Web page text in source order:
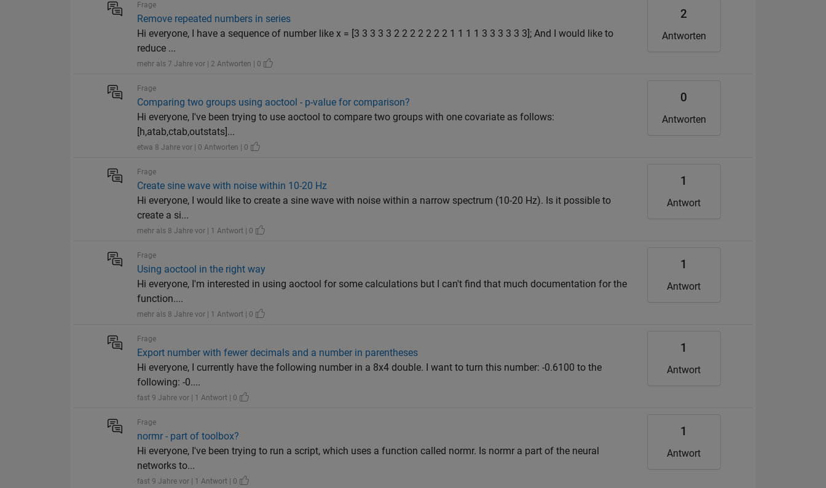
Frage
Remove repeated numbers in series
Hi everyone, I have a sequence of number like x = [3 3 3 3 3 2 2 2 2 2 2 2 1 1 1 1 3 3 3 3 3 3]; And I would like to
reduce ...
mehr als 7 Jahre vor | 2 Antworten | 0
2
Antworten
Frage
Comparing two groups using aoctool - p-value for comparison?
Hi everyone, I've been trying to use aoctool to compare two groups with one covariate as follows:
[h,atab,ctab,outstats]...
etwa 8 Jahre vor | 0 Antworten | 0
0
Antworten
Frage
Create sine wave with noise within 10-20 Hz
Hi everyone, I would like to create a sine wave with noise within a narrow spectrum (10-20 Hz). Is it possible to
create a si...
mehr als 8 Jahre vor | 1 Antwort | 0
1
Antwort
Frage
Using aoctool in the right way
Hi everyone, I'm interested in using aoctool for some calculations but I can't find that much documentation for the
function....
mehr als 8 Jahre vor | 1 Antwort | 0
1
Antwort
Frage
Export number with fewer decimals and a number in parentheses
Hi everyone, I currently have the following number in a 8x4 double. I want to turn this number: -0.6100 to the
following: -0....
fast 9 Jahre vor | 1 Antwort | 0
1
Antwort
Frage
normr - part of toolbox?
Hi everyone, I've been trying to run a script, which uses a function called normr. Is normr a part of the neural
networks to...
fast 9 Jahre vor | 1 Antwort | 0
1
Antwort